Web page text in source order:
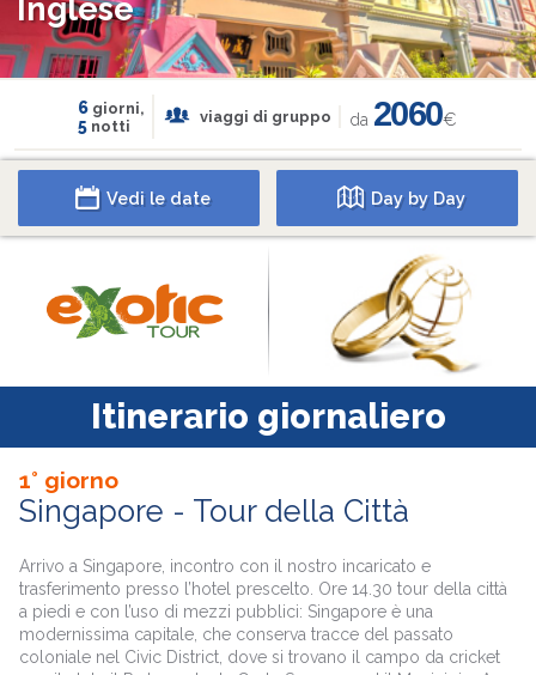
Inglese
6 giorni,
5 notti
viaggi di gruppo da 2060€
Vedi le date Day by Day
Itinerario giornaliero
1° giorno
Singapore - Tour della Città
Arrivo a Singapore, incontro con il nostro incaricato e
trasferimento presso l’hotel prescelto. Ore 14.30 tour della città
a piedi e con l’uso di mezzi pubblici: Singapore è una
modernissima capitale, che conserva tracce del passato
coloniale nel Civic District, dove si trovano il campo da cricket